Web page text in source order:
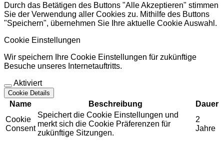
Durch das Betätigen des Buttons "Alle Akzeptieren" stimmen
Sie der Verwendung aller Cookies zu. Mithilfe des Buttons
"Speichern", übernehmen Sie Ihre aktuelle Cookie Auswahl.
Cookie Einstellungen
Wir speichern Ihre Cookie Einstellungen für zukünftige
Besuche unseres Internetauftritts.
Aktiviert
Cookie Details
Name Beschreibung
Dauer
Cookie
Consent
Speichert die Cookie Einstellungen und
merkt sich die Cookie Präferenzen für
zukünftige Sitzungen.
2
Jahre